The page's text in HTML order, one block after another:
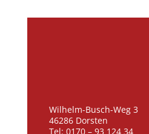
Wilhelm-Busch-Weg 3
46286 Dorsten
Tel: 0170 – 93 124 34